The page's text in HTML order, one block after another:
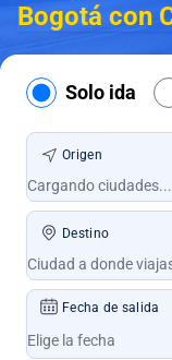
Bogotá con
Solo ida
Origen
Destino
Fecha de salida